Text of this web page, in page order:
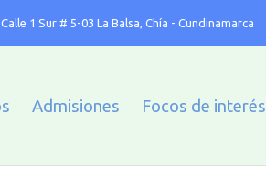
Calle 1 Sur # 5-03 La Balsa, Chía - Cundinamarca
Admisiones Focos de interés